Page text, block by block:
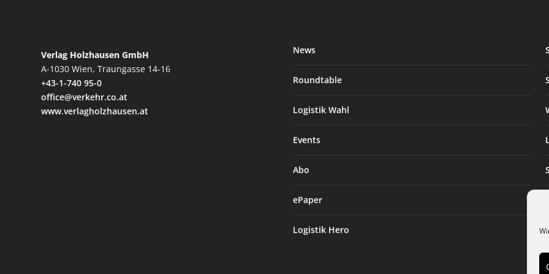
Verlag Holzhausen GmbH
A-1030 Wien, Traungasse 14-16
+43-1-740 95-0
office@verkehr.co.at
www.verlagholzhausen.at
News
Roundtable
Logistik Wahl
Events
Abo
ePaper
Logistik Hero